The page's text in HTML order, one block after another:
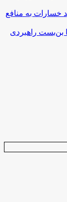
خسارات به منافع
بن‌بست راهبردی